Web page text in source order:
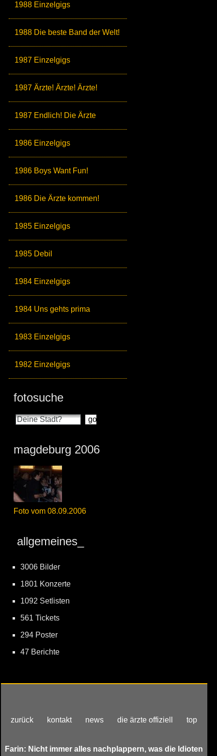
1988 Einzelgigs
1988 Die beste Band der Welt!
1987 Einzelgigs
1987 Ärzte! Ärzte! Ärzte!
1987 Endlich! Die Ärzte
1986 Einzelgigs
1986 Boys Want Fun!
1986 Die Ärzte kommen!
1985 Einzelgigs
1985 Debil
1984 Einzelgigs
1984 Uns gehts prima
1983 Einzelgigs
1982 Einzelgigs
fotosuche
magdeburg 2006
Foto vom 08.09.2006
allgemeines_
3006 Bilder
1801 Konzerte
1092 Setlisten
561 Tickets
294 Poster
47 Berichte
zurück kontakt news die ärzte offiziell top
Farin: Nicht immer alles nachplappern, was die Idioten